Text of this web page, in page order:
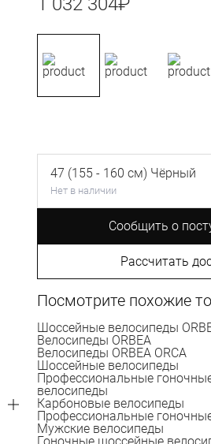
47 (155 - 160 см) Чёрный
Нет в наличии
Сообщить о
Рассчитать
Посмотрите похожие
Шоссейные велосипеды
Велосипеды ORBEA
Велосипеды ORBEA ORCA
Шоссейные велосипеды
Профессиональные
велосипеды
Карбоновые велосипеды
Профессиональные
Мужские велосипеды